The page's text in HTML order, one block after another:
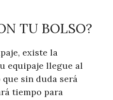
TU BOLSO?
existe la
equipaje llegue al
sin duda será
tiempo para